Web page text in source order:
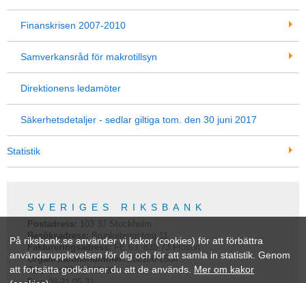
Finanskrisen 2007-2010
Samverkansråd för makrotillsyn
Direktionens ledamöter
Säkerhetsdetaljer - sedlar giltiga tom. den 30 juni 2017
Statistik
SVERIGES RIKSBANK
Postadress: 103 37 Stockholm
Besöksadress: Brunkebergstorg 11
Faktureringsadress:FE 63, 838 73 Frösön
Organisationsnummer:202100-2684
Telefon: 08-787 00 00
På riksbank.se använder vi kakor (cookies) för att förbättra
användarupplevelsen för dig och för att samla in statistik. Genom
att fortsätta godkänner du att de används. Mer om kakor